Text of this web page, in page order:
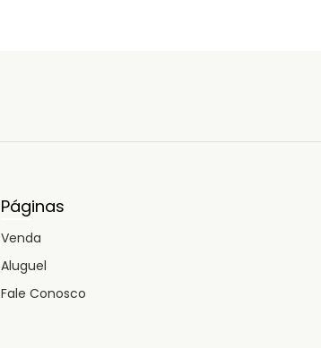
Páginas
Venda
Aluguel
Fale Conosco